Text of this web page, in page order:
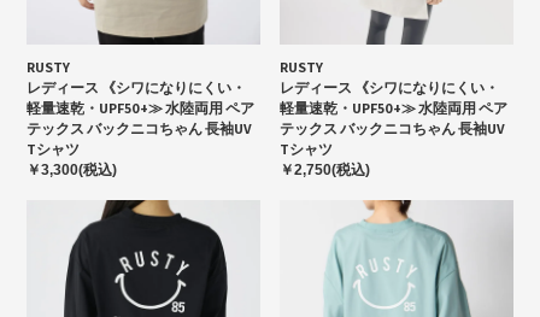
RUSTY
レディース 《シワになりにくい・
軽量速乾・UPF50+≫ 水陸両用 ペア
テックス バックニコちゃん 長袖UV
Tシャツ
￥3,300(税込)
RUSTY
レディース 《シワになりにくい・
軽量速乾・UPF50+≫ 水陸両用 ペア
テックス バックニコちゃん 長袖UV
Tシャツ
￥2,750(税込)